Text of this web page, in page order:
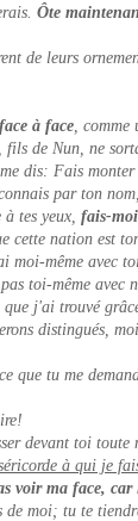
Ôte
de leurs
face à face, comme
fils de Nun, ne
dis: Fais
par ton
tes yeux, fais-
cette nation est
même avec
toi-même avec
j'ai trouvé
distingués,
tu me
devant toi
à qui je
voir ma face,
moi; tu te